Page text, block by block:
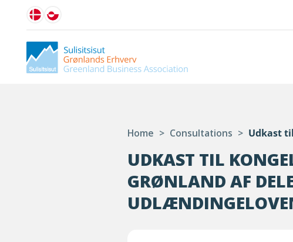
Home > Consultations > Udkast
UDKAST TIL
GRØNLAND AF